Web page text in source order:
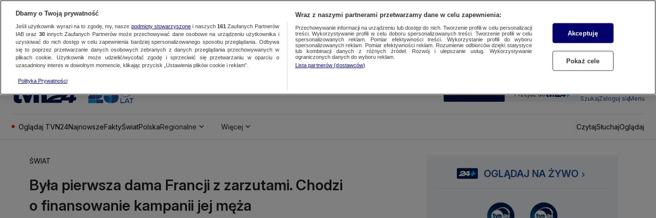
SUBSKRYBUJ Przejdź do
SzukajZaloguj sięMenu
Oglądaj TVN24NajnowszeFaktyŚwiatPolskaRegionalne Więcej CzytajSłuchajOglądaj
ŚWIAT
Była pierwsza dama Francji z zarzutami. Chodzi
o finansowanie kampanii jej męża
OGLĄDAJ NA ŻYWO
Dbamy o Twoją prywatność
Jeśli użytkownik wyrazi na to zgodę, my, nasze podmioty stowarzyszonei naszych 161 Zaufanych Partnerów
IAB oraz 30innych Zaufanych Partnerów może przechowywać dane osobowe na urządzeniu użytkownika i
uzyskiwać do nich dostęp w celu zapewnienia bardziej spersonalizowanego sposobu przeglądania. Odbywa
się to poprzez przetwarzanie danych osobowych zebranych z danych przeglądania przechowywanych w
plikach cookie. Użytkownik może udzielić/wycofać zgodę i sprzeciwić się przetwarzaniu w oparciu o
uzasadniony interes w dowolnym momencie, klikając przycisk „Ustawienia plików cookie i reklam”.
Polityka Prywatności
Wraz z naszymi partnerami przetwarzamy dane w celu zapewnienia:
Przechowywanie informacji na urządzeniu lub dostęp do nich. Tworzenie profili w celu personalizacji
treści. Wykorzystywanie profili w celu doboru spersonalizowanych treści. Tworzenie profili w celu
spersonalizowanych reklam. Pomiar efektywności treści. Wykorzystanie profili do wyboru
spersonalizowanych reklam. Pomiar efektywności reklam. Rozumienie odbiorców dzięki statystyce
lub kombinacji danych z różnych źródeł. Rozwój i ulepszanie usług. Wykorzystywanie
ograniczonych danych do wyboru reklam.
Lista partnerów (dostawców)
Akceptuję
Pokaż cele